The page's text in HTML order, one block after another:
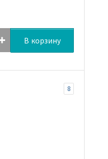
В корзину
8